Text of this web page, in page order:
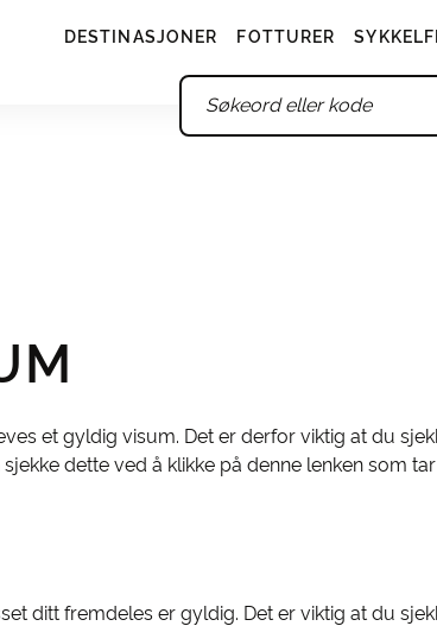
DESTINASJONER FOTTURER
et gyldig visum. Det er derfor viktig at du
dette ved å klikke på denne lenken som
ditt fremdeles er gyldig. Det er viktig at du